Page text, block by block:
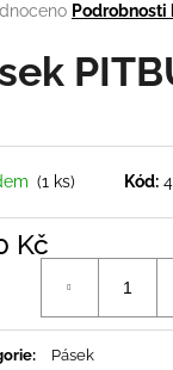
Podrobnosti
(1 ks) Kód:
Kč
: Pásek